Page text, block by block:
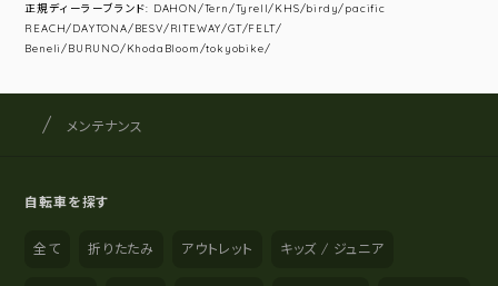
正規ディーラーブランド: DAHON/Tern/Tyrell/KHS/birdy/pacific
REACH/DAYTONA/BESV/RITEWAY/GT/FELT/
Beneli/BURUNO/KhodaBloom/tokyobike/
サイト内の現在地
サイクルショップナカゴヤ
メンテナンス
自転車を探す
全て 折りたたみ アウトレット キッズ / ジュニア